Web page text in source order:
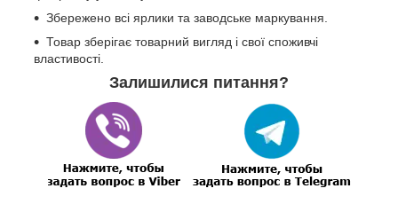
Збережено всі ярлики та заводське маркування.
Товар зберігає товарний вигляд і свої споживчі
властивості.
Залишилися питання?